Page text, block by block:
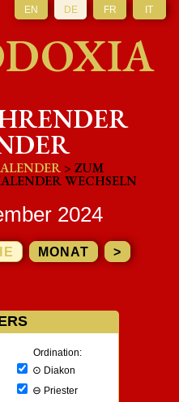
EN DE FR IT
> ZUM
WECHSELN
2024
MONAT >
Ordination:
⊙ Diakon
⊖ Priester